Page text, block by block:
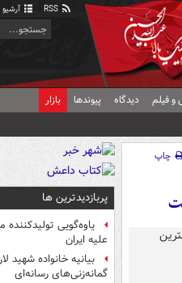
آرشیو
فیلم دیدگاه پیوندها بازار
چاپ
پربازدیدترین ها
یاوه‌گویی
علیه ایران
بیانیه خانواده شهید
گمانه‌زنی‌های رسانه‌ای